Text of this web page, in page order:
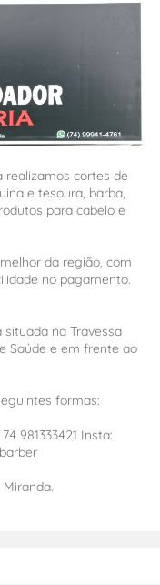
realizamos cortes de
e tesoura, barba,
para cabelo e
da região, com
no pagamento.
na Travessa
Saúde e em frente ao
formas:
981333421 Insta: